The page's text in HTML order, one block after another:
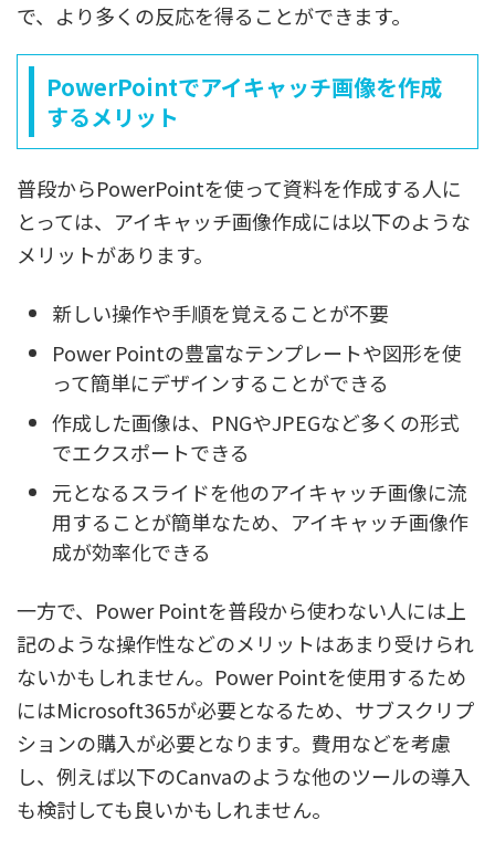
で、より多くの反応を得ることができます。
PowerPointでアイキャッチ画像を作成
するメリット
普段からPowerPointを使って資料を作成する人に
とっては、アイキャッチ画像作成には以下のような
メリットがあります。
新しい操作や手順を覚えることが不要
Power Pointの豊富なテンプレートや図形を使
って簡単にデザインすることができる
作成した画像は、PNGやJPEGなど多くの形式
でエクスポートできる
元となるスライドを他のアイキャッチ画像に流
用することが簡単なため、アイキャッチ画像作
成が効率化できる
一方で、Power Pointを普段から使わない人には上
記のような操作性などのメリットはあまり受けられ
ないかもしれません。Power Pointを使用するため
にはMicrosoft365が必要となるため、サブスクリプ
ションの購入が必要となります。費用などを考慮
し、例えば以下のCanvaのような他のツールの導入
も検討しても良いかもしれません。